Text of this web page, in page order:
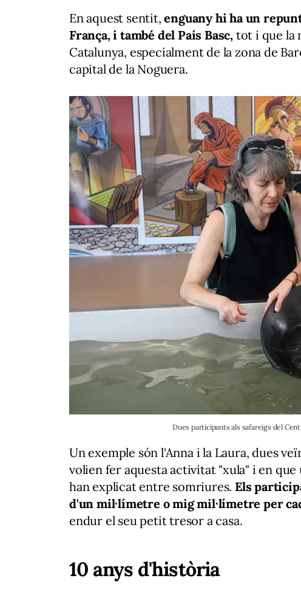
En aquest sentit,enguany hi ha un
França, i també del País Basc, tot i que la
Catalunya, especialment de la zona de
capital de la Noguera.
Dues participants als safareigs del
Un exemple són l'Anna i la Laura, dues
volien fer aquesta activitat "xula" i en
han explicat entre somriures. Els
d'un mil·límetre o mig mil·límetre per
endur el seu petit tresor a casa.
10 anys d'història